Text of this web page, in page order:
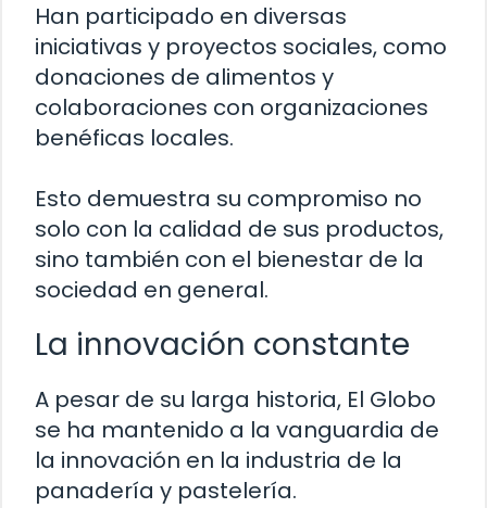
Han participado en diversas
iniciativas y proyectos sociales, como
donaciones de alimentos y
colaboraciones con organizaciones
benéficas locales.
Esto demuestra su compromiso no
solo con la calidad de sus productos,
sino también con el bienestar de la
sociedad en general.
La innovación constante
A pesar de su larga historia, El Globo
se ha mantenido a la vanguardia de
la innovación en la industria de la
panadería y pastelería.